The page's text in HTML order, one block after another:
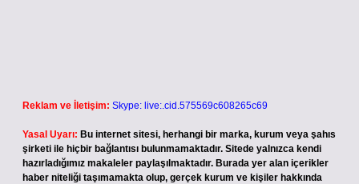
Reklam ve İletişim: Skype: live:.cid.575569c608265c69
Yasal Uyarı: Bu internet sitesi, herhangi bir marka, kurum veya şahıs
şirketi ile hiçbir bağlantısı bulunmamaktadır. Sitede yalnızca kendi
hazırladığımız makaleler paylaşılmaktadır. Burada yer alan içerikler
haber niteliği taşımamakta olup, gerçek kurum ve kişiler hakkında